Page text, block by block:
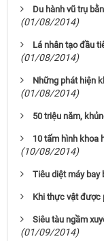
Du hành vũ trụ
(01/08/2014)
Lá nhân tạo đầu
(01/08/2014)
Những phát hiện
(01/08/2014)
50 triệu năm,
10 tấm hình khoa
(10/08/2014)
Tiêu diệt máy bay
Khi thực vật được
Siêu tàu ngầm
(01/09/2014)